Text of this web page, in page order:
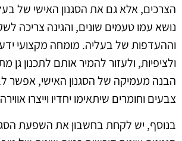
הצרכים, אלא גם את הסגנון האישי של
נושא עמו טעמים שונים, והגינה צריכה
וההעדפות של בעליה. מומחה מקצועי
ולציפיות, ולעזור להמיר אותם לתכנון גן
הבנה מעמיקה של הסגנון האישי, אפשר
צבעים וחומרים שיתאימו יחדיו וייצרו
בנוסף, יש לקחת בחשבון את השפעת